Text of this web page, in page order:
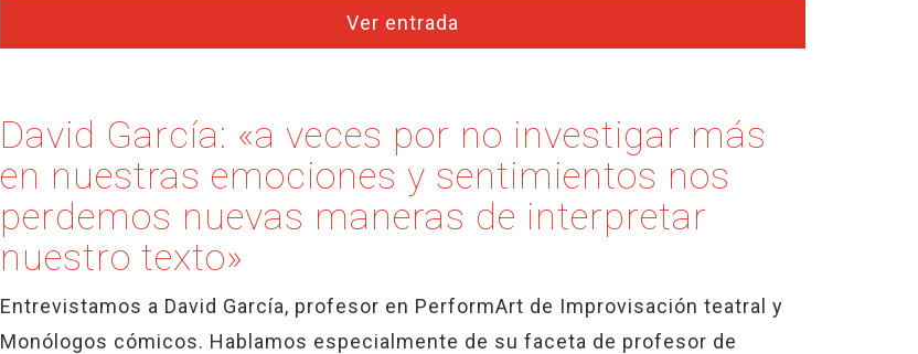
Ver entrada
David García: «a veces por no investigar más
en nuestras emociones y sentimientos nos
perdemos nuevas maneras de interpretar
nuestro texto»
Entrevistamos a David García, profesor en PerformArt de Improvisación teatral y
Monólogos cómicos. Hablamos especialmente de su faceta de profesor de